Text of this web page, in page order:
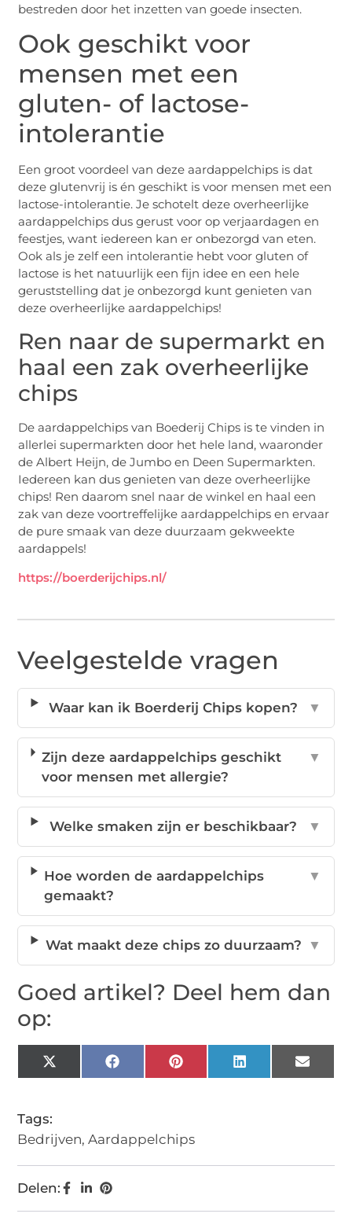
bestreden door het inzetten van goede insecten.
Ook geschikt voor
mensen met een
gluten- of lactose-
intolerantie
Een groot voordeel van deze aardappelchips is dat
deze glutenvrij is én geschikt is voor mensen met een
lactose-intolerantie. Je schotelt deze overheerlijke
aardappelchips dus gerust voor op verjaardagen en
feestjes, want iedereen kan er onbezorgd van eten.
Ook als je zelf een intolerantie hebt voor gluten of
lactose is het natuurlijk een fijn idee en een hele
geruststelling dat je onbezorgd kunt genieten van
deze overheerlijke aardappelchips!
Ren naar de supermarkt en
haal een zak overheerlijke
chips
De aardappelchips van Boederij Chips is te vinden in
allerlei supermarkten door het hele land, waaronder
de Albert Heijn, de Jumbo en Deen Supermarkten.
Iedereen kan dus genieten van deze overheerlijke
chips! Ren daarom snel naar de winkel en haal een
zak van deze voortreffelijke aardappelchips en ervaar
de pure smaak van deze duurzaam gekweekte
aardappels!
https://boerderijchips.nl/
Veelgestelde vragen
Waar kan ik Boerderij Chips kopen? ▼
Zijn deze aardappelchips geschikt
voor mensen met allergie?
▼
Welke smaken zijn er beschikbaar? ▼
Hoe worden de aardappelchips
gemaakt?
▼
Wat maakt deze chips zo duurzaam? ▼
Goed artikel? Deel hem dan
op:
X
(Twitter)
FacebookPinterestLinkedIn Email
Tags:
Bedrijven,Aardappelchips
Delen: